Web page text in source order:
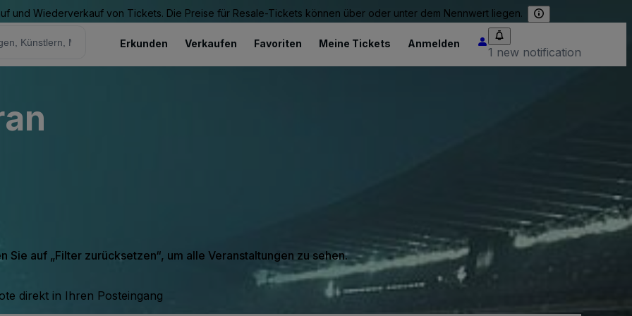
und Wiederverkauf von Tickets. Die Preise für Resale-Tickets können über oder unter dem Nennwert liegen.
Erkunden Verkaufen Favoriten Meine Tickets Anmelden
1 new notification
Sie auf „Filter zurücksetzen“, um alle Veranstaltungen zu sehen.
direkt in Ihren Posteingang